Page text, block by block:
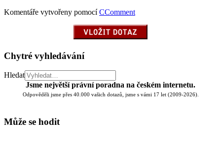
Komentáře vytvořeny pomocíCComment
Chytré vyhledávání
Hledat
Jsme největší právní poradna na českém internetu.
Odpověděli jsme přes 40.000 vašich dotazů, jsme s vámi 17 let (2009-2026).
Může se hodit